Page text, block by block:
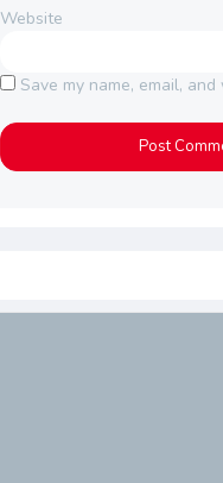
Website
Save my name, email,